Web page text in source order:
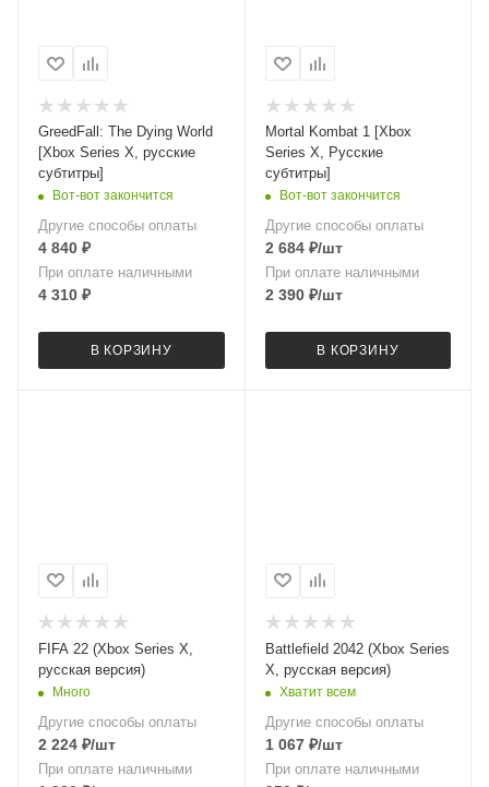
GreedFall: The Dying World
[Xbox Series X, русские
субтитры]
Вот-вот закончится
Другие способы оплаты
4 840 ₽
При оплате наличными
4 310 ₽
В КОРЗИНУ
Mortal Kombat 1 [Xbox
Series X, Русские
субтитры]
Вот-вот закончится
Другие способы оплаты
2 684₽/шт
При оплате наличными
2 390₽/шт
В КОРЗИНУ
FIFA 22 (Xbox Series X,
русская версия)
Много
Другие способы оплаты
2 224 ₽/шт
При оплате наличными
Battlefield 2042 (Xbox Series
X, русская версия)
Хватит всем
Другие способы оплаты
1 067₽/шт
При оплате наличными